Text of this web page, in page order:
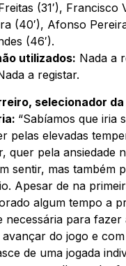
(31′), Francisco
(40′), Afonso
(46′).
utilizados: Nada a
a registar.
selecionador
“Sabíamos que iria
pelas elevadas
quer pela ansiedade
sentir, mas também
Apesar de na
algum tempo a
necessária para fazer
do jogo e
de uma jogada